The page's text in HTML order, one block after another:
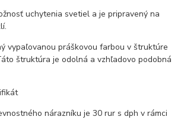
uchytenia svetiel a je pripravený na
vypaľovanou práškovou farbou v štruktúre
štruktúra je odolná a vzhľadovo podobná
nárazníku je 30 rur s dph v rámci